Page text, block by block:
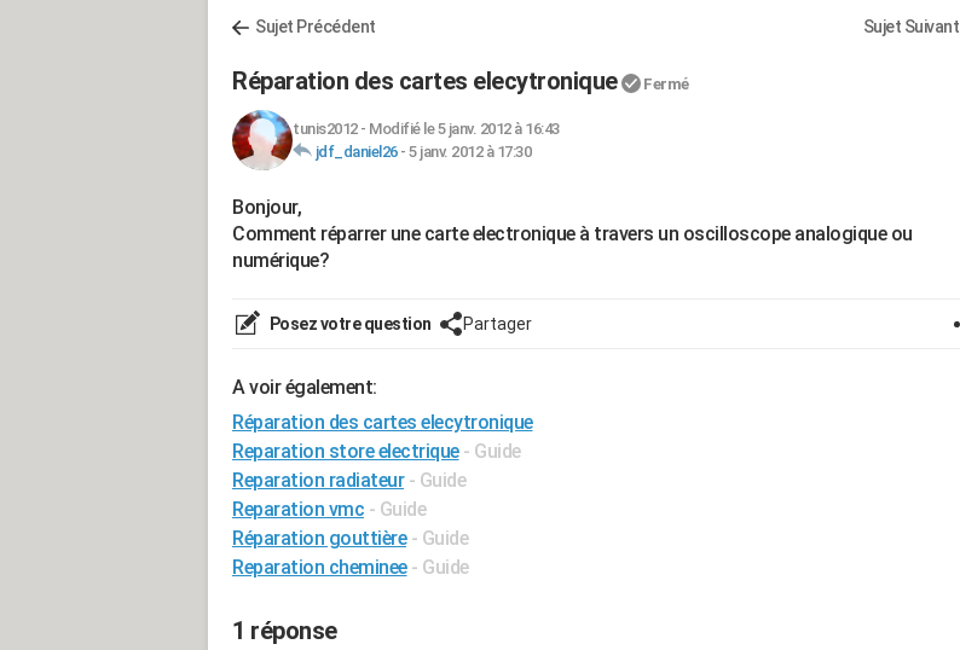
Sujet Précédent Sujet Suivant
Réparation des cartes elecytronique Fermé
tunis2012- Modifié le 5 janv. 2012 à 16:43
jdf_daniel26- 5 janv. 2012 à 17:30
Bonjour,
Comment réparrer une carte electronique à travers un oscilloscope analogique ou
numérique?
Posez votre question Partager
A voir également:
Réparation des cartes elecytronique
Reparation store electrique - Guide
Reparation radiateur - Guide
Reparation vmc - Guide
Réparation gouttière - Guide
Reparation cheminee - Guide
1 réponse